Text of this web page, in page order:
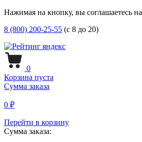
Нажимая на кнопку, вы соглашаетесь на
8 (800) 200-25-55 (с 8 до 20)
0
Корзина пуста
Сумма заказа
0 ₽
Перейти в корзину
Сумма заказа: